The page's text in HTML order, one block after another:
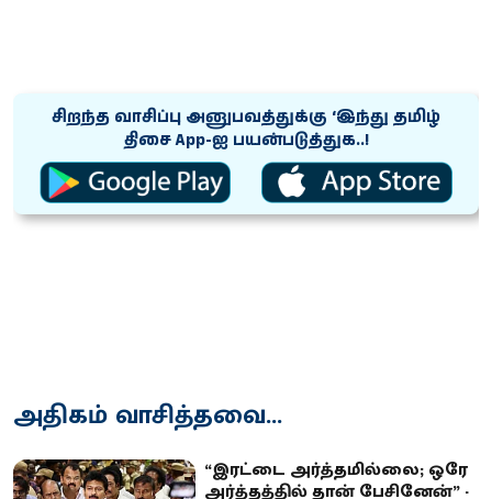
சிறந்த வாசிப்பு அனுபவத்துக்கு ‘இந்து தமிழ்
திசை App-ஐ பயன்படுத்துக..!
அதிகம் வாசித்தவை...
“இரட்டை அர்த்தமில்லை; ஒரே
அர்த்தத்தில் தான் பேசினேன்” -